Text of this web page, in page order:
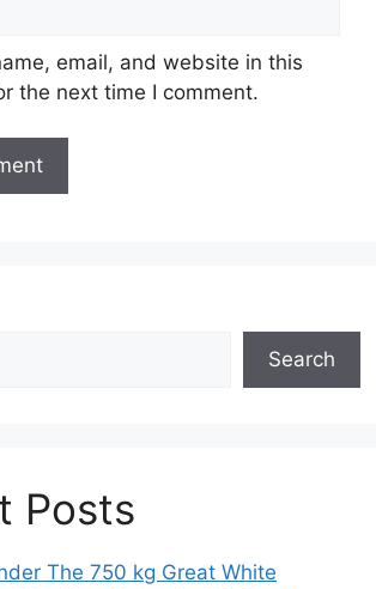
email, and website in this
the next time I comment.
Search
Posts
The 750 kg Great White